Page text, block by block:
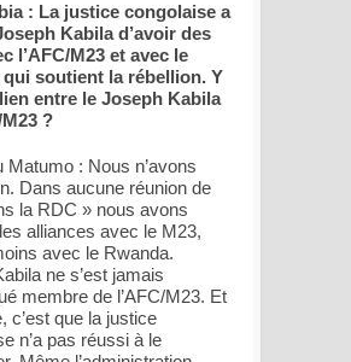
: La justice congolaise a
Kabila d’avoir des
l’AFC/M23 et avec le
qui soutient la rébellion. Y
entre le Joseph Kabila
?
Matumo : Nous n’avons
Dans aucune réunion de
la RDC » nous avons
alliances avec le M23,
avec le Rwanda.
ne s’est jamais
membre de l’AFC/M23. Et
c’est que la justice
n’a pas réussi à le